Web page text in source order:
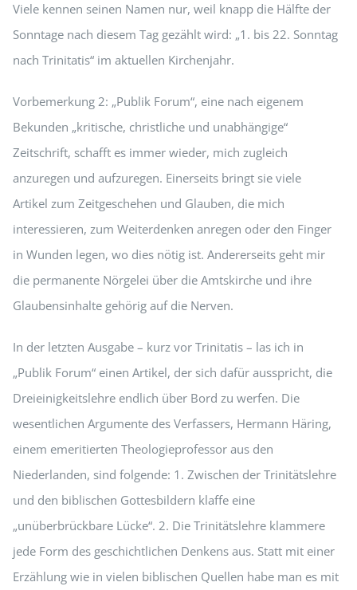
Viele kennen seinen Namen nur, weil knapp die Hälfte der
Sonntage nach diesem Tag gezählt wird: „1. bis 22. Sonntag
nach Trinitatis“ im aktuellen Kirchenjahr.
Vorbemerkung 2: „Publik Forum“, eine nach eigenem
Bekunden „kritische, christliche und unabhängige“
Zeitschrift, schafft es immer wieder, mich zugleich
anzuregen und aufzuregen. Einerseits bringt sie viele
Artikel zum Zeitgeschehen und Glauben, die mich
interessieren, zum Weiterdenken anregen oder den Finger
in Wunden legen, wo dies nötig ist. Andererseits geht mir
die permanente Nörgelei über die Amtskirche und ihre
Glaubensinhalte gehörig auf die Nerven.
In der letzten Ausgabe – kurz vor Trinitatis – las ich in
„Publik Forum“ einen Artikel, der sich dafür ausspricht, die
Dreieinigkeitslehre endlich über Bord zu werfen. Die
wesentlichen Argumente des Verfassers, Hermann Häring,
einem emeritierten Theologieprofessor aus den
Niederlanden, sind folgende: 1. Zwischen der Trinitätslehre
und den biblischen Gottesbildern klaffe eine
„unüberbrückbare Lücke“. 2. Die Trinitätslehre klammere
jede Form des geschichtlichen Denkens aus. Statt mit einer
Erzählung wie in vielen biblischen Quellen habe man es mit